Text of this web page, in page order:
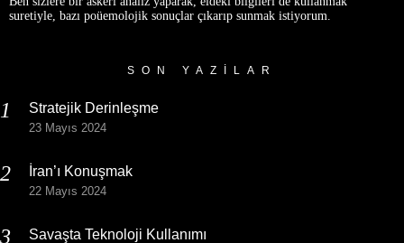
suretiyle, bazı poüemolojik sonuçlar çıkarıp sunmak istiyorum.
SON YAZILAR
Stratejik Derinleşme
23 Mayıs 2024
İran’ı Konuşmak
22 Mayıs 2024
Savaşta Teknoloji Kullanımı